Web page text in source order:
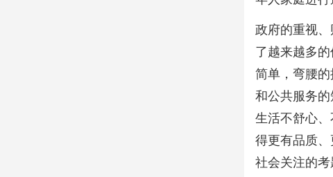
政府的重视
了越来越多
简单，弯腰
和公共服务
生活不舒心
得更有品质
社会关注的考